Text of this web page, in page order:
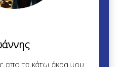
απο τα κάτω άκρα μου